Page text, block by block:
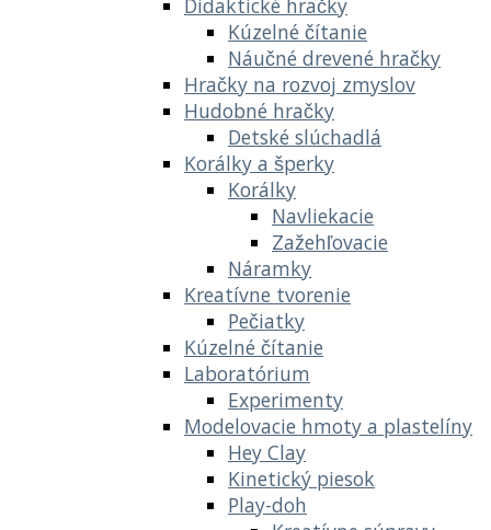
Kúzelné čítanie
Náučné drevené hračky
Hračky na rozvoj zmyslov
Hudobné hračky
Detské slúchadlá
Korálky a šperky
Korálky
Navliekacie
Zažehľovacie
Náramky
Kreatívne tvorenie
Pečiatky
Kúzelné čítanie
Laboratórium
Experimenty
Modelovacie hmoty a plastelíny
Hey Clay
Kinetický piesok
Play-doh